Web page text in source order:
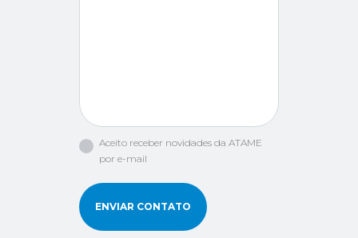
Aceito receber novidades da ATAME
por e-mail
ENVIAR CONTATO